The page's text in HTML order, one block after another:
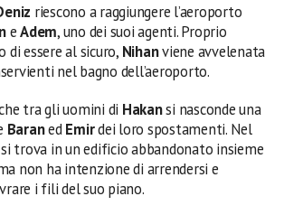
riescono a raggiungere l’aeroporto
eAdem, uno dei suoi agenti. Proprio
di essere al sicuro, Nihanviene avvelenata
nel bagno dell’aeroporto.
tra gli uomini di Hakansi nasconde una
BaranedEmirdei loro spostamenti. Nel
trova in un edificio abbandonato insieme
non ha intenzione di arrendersi e
i fili del suo piano.